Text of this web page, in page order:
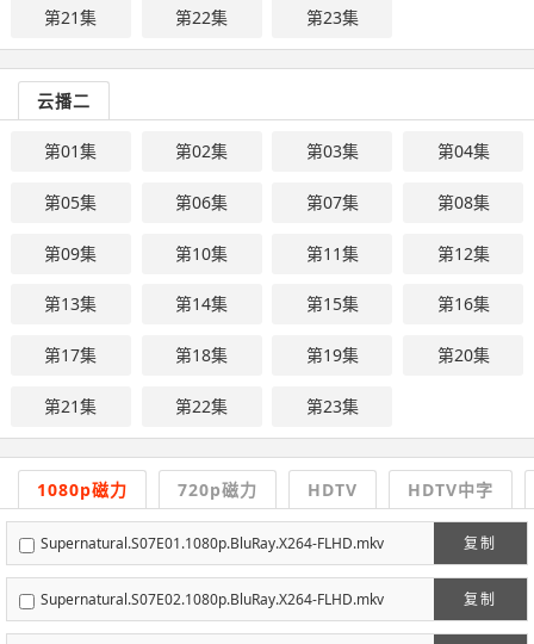
第21集 第22集 第23集
云播二
第01集 第02集 第03集 第04集
第05集 第06集 第07集 第08集
第09集 第10集 第11集 第12集
第13集 第14集 第15集 第16集
第17集 第18集 第19集 第20集
第21集 第22集 第23集
1080p磁力 720p磁力 HDTV HDTV中字
复制
Supernatural.S07E01.1080p.BluRay.X264-FLHD.mkv
复制
Supernatural.S07E02.1080p.BluRay.X264-FLHD.mkv